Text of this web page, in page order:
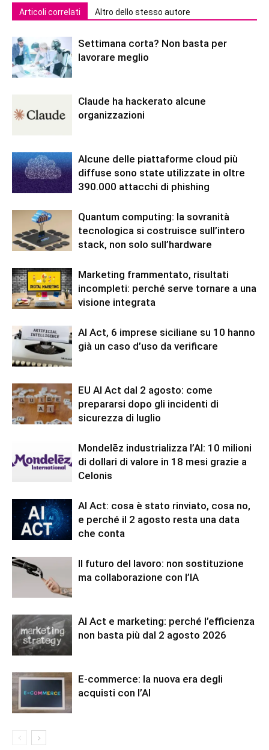
Articoli correlati Altro dello stesso autore
Settimana corta? Non basta per
lavorare meglio
Claude ha hackerato alcune
organizzazioni
Alcune delle piattaforme cloud più
diffuse sono state utilizzate in oltre
390.000 attacchi di phishing
Quantum computing: la sovranità
tecnologica si costruisce sull’intero
stack, non solo sull’hardware
Marketing frammentato, risultati
incompleti: perché serve tornare a una
visione integrata
AI Act, 6 imprese siciliane su 10 hanno
già un caso d’uso da verificare
EU AI Act dal 2 agosto: come
prepararsi dopo gli incidenti di
sicurezza di luglio
Mondelēz industrializza l’AI: 10 milioni
di dollari di valore in 18 mesi grazie a
Celonis
AI Act: cosa è stato rinviato, cosa no,
e perché il 2 agosto resta una data
che conta
Il futuro del lavoro: non sostituzione
ma collaborazione con l’IA
AI Act e marketing: perché l’efficienza
non basta più dal 2 agosto 2026
E-commerce: la nuova era degli
acquisti con l’AI